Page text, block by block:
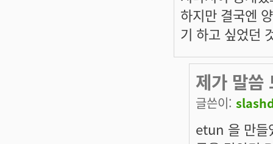
하지만 결국엔
기 하고 싶었던
제가 말씀
글쓴이:
etun 을 만들